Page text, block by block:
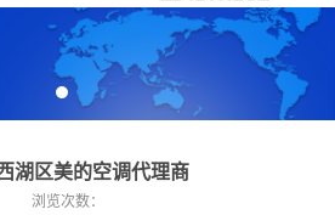
湖区美的空调代理商
浏览次数：